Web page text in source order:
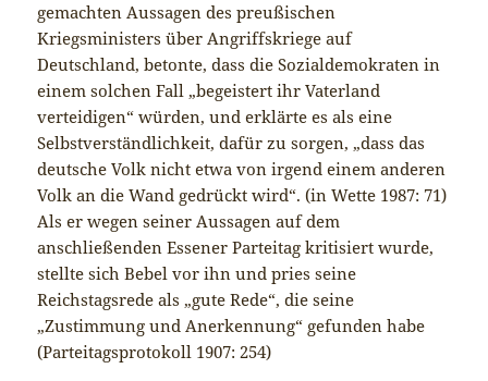
gemachten Aussagen des preußischen
Kriegsministers über Angriffskriege auf
Deutschland, betonte, dass die Sozialdemokraten in
einem solchen Fall „begeistert ihr Vaterland
verteidigen“ würden, und erklärte es als eine
Selbstverständlichkeit, dafür zu sorgen, „dass das
deutsche Volk nicht etwa von irgend einem anderen
Volk an die Wand gedrückt wird“. (in Wette 1987: 71)
Als er wegen seiner Aussagen auf dem
anschließenden Essener Parteitag kritisiert wurde,
stellte sich Bebel vor ihn und pries seine
Reichstagsrede als „gute Rede“, die seine
„Zustimmung und Anerkennung“ gefunden habe
(Parteitagsprotokoll 1907: 254)